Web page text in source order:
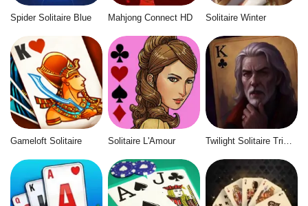
Spider Solitaire Blue Mahjong Connect HD Solitaire Winter
Gameloft Solitaire Solitaire L'Amour